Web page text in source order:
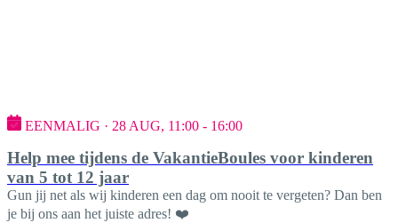
EENMALIG · 28 AUG, 11:00 - 16:00
Help mee tijdens de VakantieBoules voor kinderen
van 5 tot 12 jaar
Gun jij net als wij kinderen een dag om nooit te vergeten? Dan ben
je bij ons aan het juiste adres! ❤️